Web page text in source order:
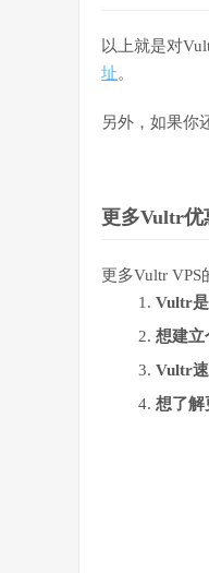
以上就是对
址。
另外，如果你
更多Vultr优
更多Vultr VPS
Vultr
想建立
Vultr
想了解